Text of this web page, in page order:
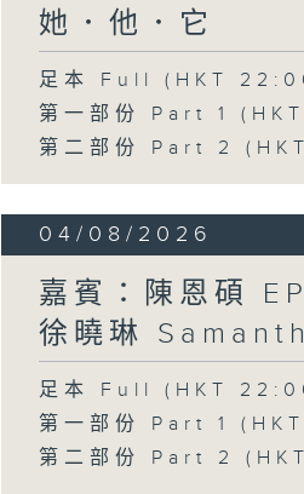
她．他．它
足本 Full (HKT
第一部份 Part 1
第二部份 Part 2
04/08/2026
嘉賓：陳恩碩
徐曉琳
足本 Full (HKT
第一部份 Part 1
第二部份 Part 2